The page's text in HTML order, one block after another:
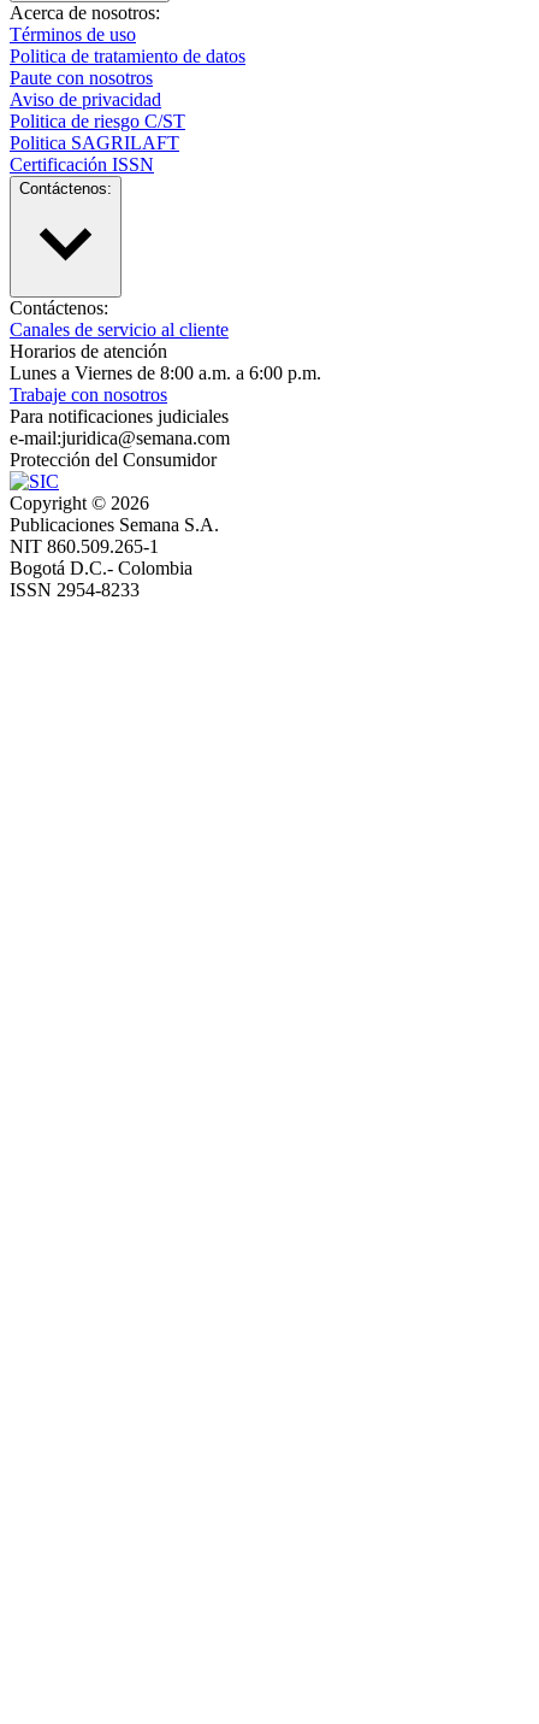
Acerca de nosotros:
Términos de uso
Politica de tratamiento de datos
Paute con nosotros
Aviso de privacidad
Politica de riesgo C/ST
Politica SAGRILAFT
Certificación ISSN
Contáctenos:
Contáctenos:
Canales de servicio al cliente
Horarios de atención
Lunes a Viernes de 8:00 a.m. a 6:00 p.m.
Trabaje con nosotros
Para notificaciones judiciales
e-mail:juridica@semana.com
Protección del Consumidor
Copyright © 2026
Publicaciones Semana S.A.
NIT 860.509.265-1
Bogotá D.C.- Colombia
ISSN 2954-8233